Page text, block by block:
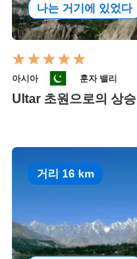
나는 거기에 있었다
아시아 훈자 밸리
Ultar 초원으로의 상승
거리 16 km